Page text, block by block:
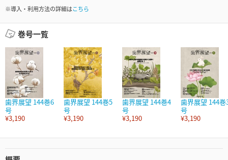
※導入・利用方法の詳細はこちら
巻号一覧
歯界展望 144巻6
号
¥3,190
歯界展望 144巻5
号
¥3,190
歯界展望 144巻4
号
¥3,190
歯界展望 144巻
号
¥3,190